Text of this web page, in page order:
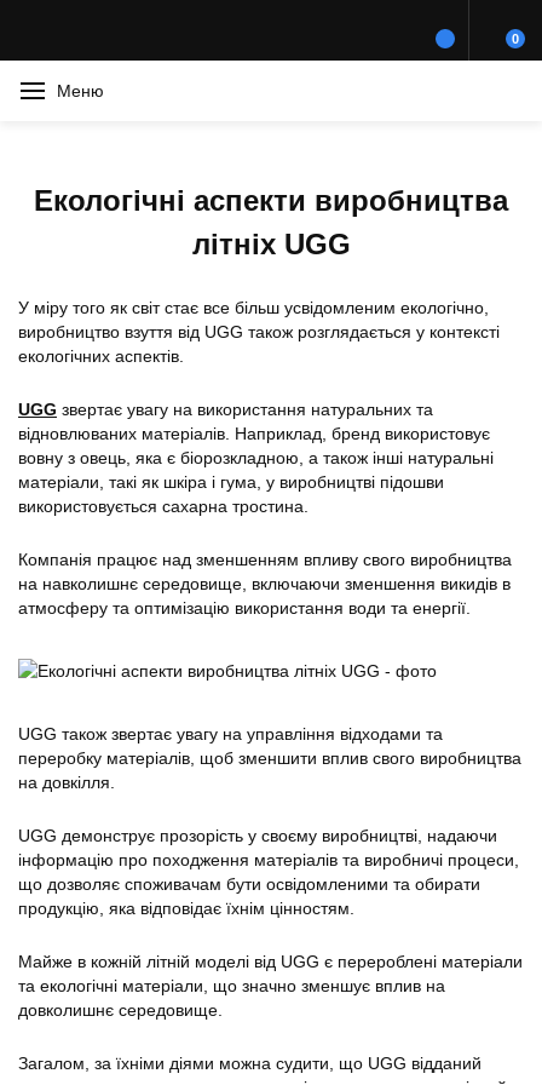
0
Меню
Екологічні аспекти виробництва
літніх UGG
У міру того як світ стає все більш усвідомленим екологічно,
виробництво взуття від UGG також розглядається у контексті
екологічних аспектів.
UGG звертає увагу на використання натуральних та
відновлюваних матеріалів. Наприклад, бренд використовує
вовну з овець, яка є біорозкладною, а також інші натуральні
матеріали, такі як шкіра і гума, у виробництві підошви
використовується сахарна тростина.
Компанія працює над зменшенням впливу свого виробництва
на навколишнє середовище, включаючи зменшення викидів в
атмосферу та оптимізацію використання води та енергії.
UGG також звертає увагу на управління відходами та
переробку матеріалів, щоб зменшити вплив свого виробництва
на довкілля.
UGG демонструє прозорість у своєму виробництві, надаючи
інформацію про походження матеріалів та виробничі процеси,
що дозволяє споживачам бути освідомленими та обирати
продукцію, яка відповідає їхнім цінностям.
Майже в кожній літній моделі від UGG є перероблені матеріали
та екологічні матеріали, що значно зменшує вплив на
довколишнє середовище.
Загалом, за їхніми діями можна судити, що UGG відданий